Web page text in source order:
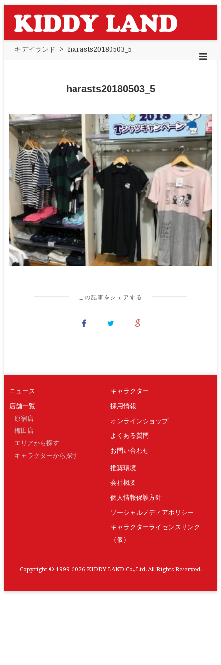
キデイランド > harasts20180503_5
harasts20180503_5
この記事をシェアする
ニュース
店舗一覧
原宿店
梅田店
エリアから探す
キャラクターから探す
キャラクター
採用情報
オンラインショップ
よくある質問
お問い合わせ
推奨環境
会社概要
個人情報保護方針
ソーシャルメディアポリシー
キャラクターライセンスリンク
（仮）
Copyright © 1999-2026 KIDDY LAND Co.,Ltd. All Rights Reserved.